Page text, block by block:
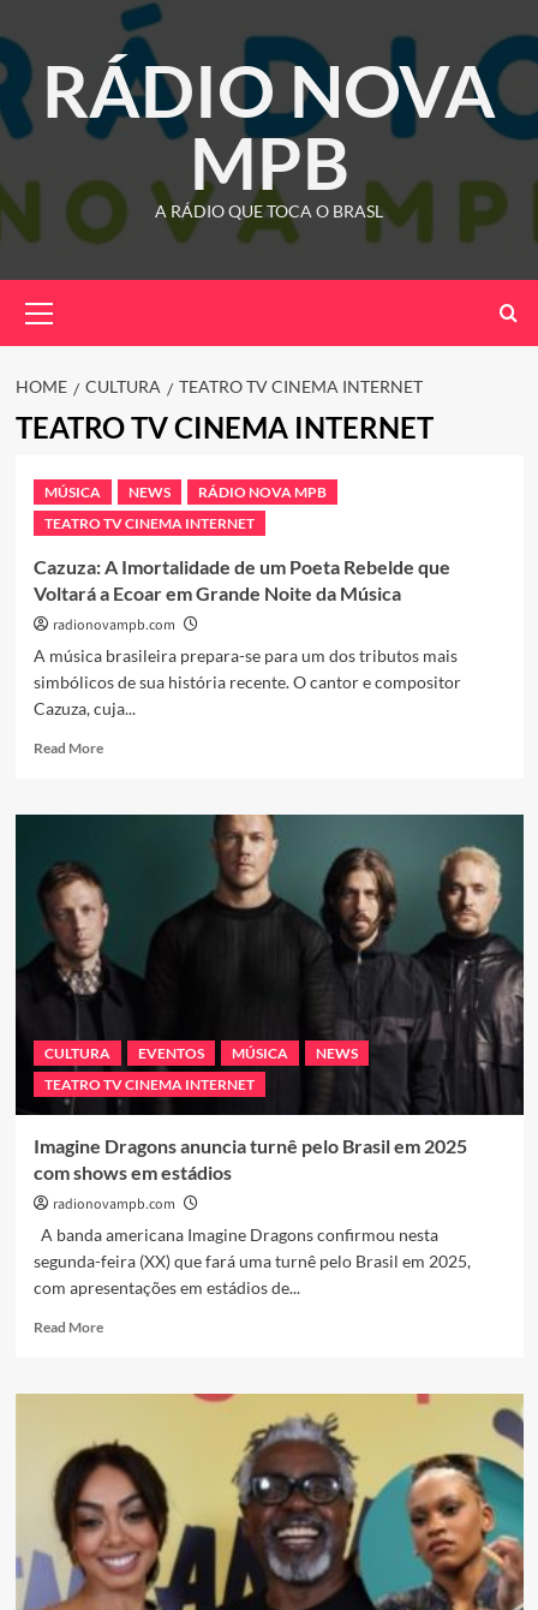
to
contentRÁDIO NOVA
MPB
A RÁDIO QUE TOCA O BRASL
Menu
HOME CULTURA TEATRO TV CINEMA INTERNET
TEATRO TV CINEMA INTERNET
MÚSICA NEWS
RÁDIO NOVA MPB
TEATRO TV CINEMA INTERNET
Cazuza: A Imortalidade de um Poeta Rebelde que
Voltará a Ecoar em Grande Noite da Música
radionovampb.com
A música brasileira prepara-se para um dos tributos mais
simbólicos de sua história recente. O cantor e compositor
Cazuza, cuja...
Read MoreRead
Cazuza:
um
Poeta
Rebelde
que
Voltará
Ecoar
em
Grande
Noite
Música
CULTURA EVENTOS MÚSICA
NEWS
TEATRO TV CINEMA INTERNET
Imagine Dragons anuncia turnê pelo Brasil em 2025
com shows em estádios
radionovampb.com
A banda americana Imagine Dragons confirmou nesta
segunda-feira (XX) que fará uma turnê pelo Brasil em 2025,
com apresentações em estádios de...
Read MoreRead
Imagine
anuncia
turnê
pelo
Brasil
em
2025
com
shows